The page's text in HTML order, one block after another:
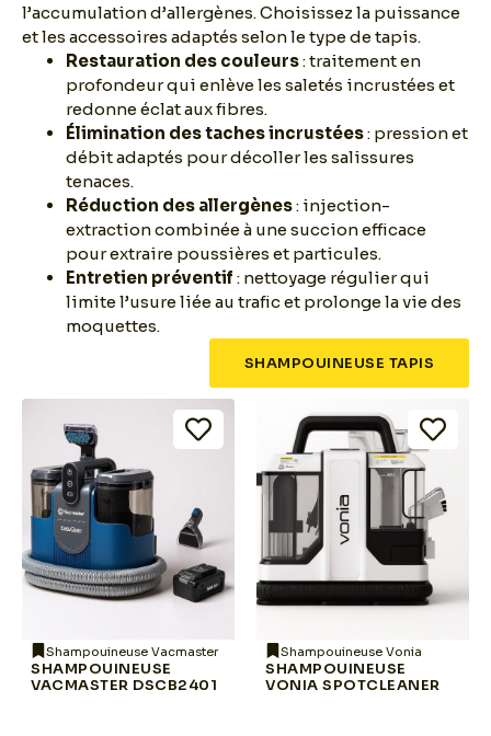
l’accumulation d’allergènes. Choisissez la puissance
et les accessoires adaptés selon le type de tapis.
Restauration des couleurs: traitement en
profondeur qui enlève les saletés incrustées et
redonne éclat aux fibres.
Élimination des taches incrustées: pression et
débit adaptés pour décoller les salissures
tenaces.
Réduction des allergènes: injection-
extraction combinée à une succion efficace
pour extraire poussières et particules.
Entretien préventif : nettoyage régulier qui
limite l’usure liée au trafic et prolonge la vie des
moquettes.
SHAMPOUINEUSE TAPIS
Shampouineuse Vacmaster
SHAMPOUINEUSE
VACMASTER DSCB2401
Shampouineuse Vonia
SHAMPOUINEUSE
VONIA SPOTCLEANER